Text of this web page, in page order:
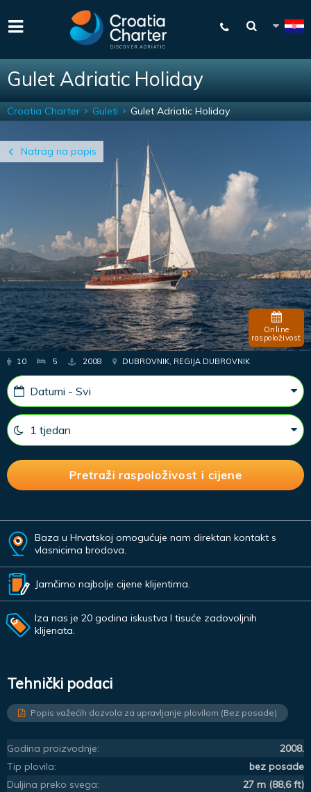
Gulet Adriatic Holiday
Natrag na popis
Croatia Charter Guleti Gulet Adriatic Holiday
Online
raspoloživost
10 5 2008 DUBROVNIK, REGIJA DUBROVNIK
Baza u Hrvatskoj omogućuje nam direktan kontakt s
vlasnicima brodova.
Jamčimo najbolje cijene klijentima.
Iza nas je 20 godina iskustva I tisuće zadovoljnih
klijenata.
Tehnički podaci
Popis važećih dozvola za upravljanje plovilom (Bez posade)
Godina proizvodnje:
2008.
Tip plovila:
bez posade
Duljina preko svega:
27 m (88,6 ft)